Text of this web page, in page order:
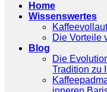
Home
Wissenswertes
Die Vorteile
Blog
Die
Tradition zu